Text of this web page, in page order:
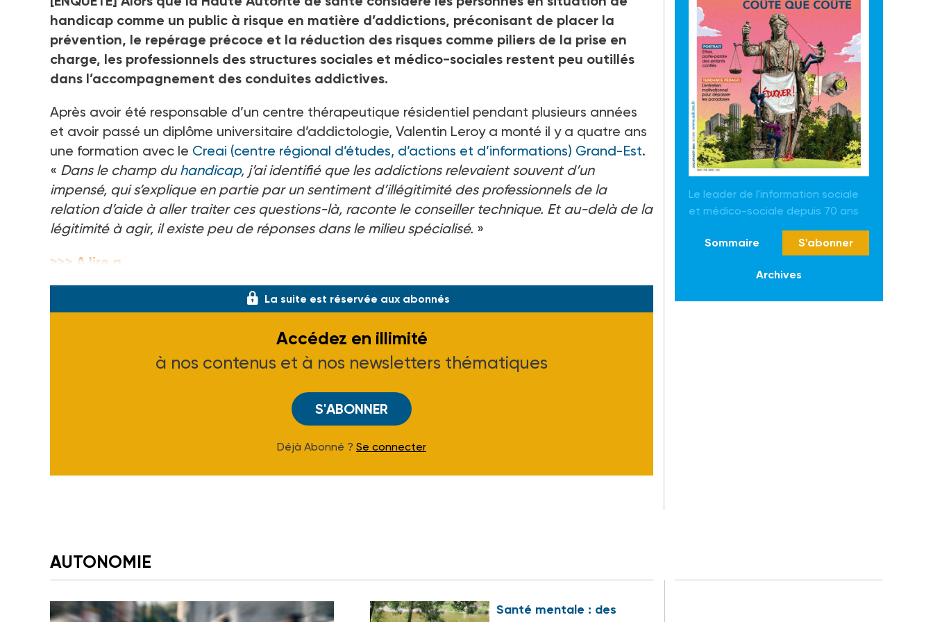
handicap comme un public à risque en matière d’addictions, préconisant de placer la
prévention, le repérage précoce et la réduction des risques comme piliers de la prise en
charge, les professionnels des structures sociales et médico-sociales restent peu outillés
dans l’accompagnement des conduites addictives.
Après avoir été responsable d’un centre thérapeutique résidentiel pendant plusieurs années
et avoir passé un diplôme universitaire d’addictologie, Valentin Leroy a monté il y a quatre ans
une formation avec le Creai (centre régional d’études, d’actions et d’informations) Grand-Est.
« Dans le champ duhandicap, j’ai identifié que les addictions relevaient souvent d’un
impensé, qui s’explique en partie par un sentiment d’illégitimité des professionnels de la
relation d’aide à aller traiter ces questions-là, raconte le conseiller technique. Et au-delà de la
légitimité à agir, il existe peu de réponses dans le milieu spécialisé. »
>>> A lire a
La suite est réservée aux abonnés
Accédez en illimité
à nos contenus et à nos newsletters thématiques
S'ABONNER
Déjà Abonné ? Se connecter
Le leader de l'information sociale
et médico-sociale depuis 70 ans
Sommaire S'abonner
Archives
AUTONOMIE
Santé mentale : des